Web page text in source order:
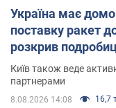
Україна має
поставку ракет
розкрив
Київ також веде
партнерами
8.08.2026 14:08 16,7